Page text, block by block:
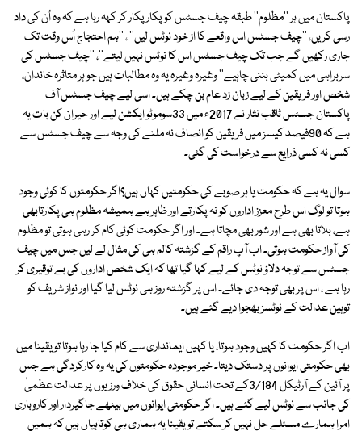
پاکستان میں ہر ''مظلوم'' طبقہ چیف جسٹس کو پکار پکار کر کہہ رہا ہے کہ وہ اُن کی داد
رسی کریں، ''چیف جسٹس اس واقعے کا از خود نوٹس لیں'' ، ''ہم احتجاج اُس وقت تک
جاری رکھیں گے جب تک چیف جسٹس اس کا نوٹس نہیں لیتے''، ''چیف جسٹس کی
سربراہی میں کمیٹی بننی چاہیے'' وغیرہ وغیرہ یہ وہ مطالبات ہیں جو ہر متاثرہ خاندان،
شخص اور فریقین کے لیے زبان زد عام بن چکے ہیں۔ اسی لیے چیف جسٹس آف
پاکستان جسٹس ثاقب نثار نے 2017ء میں 33سوموٹو ایکشن لیے اور حیران کن بات یہ
ہے کہ 90فیصد کیسز میں فریقین کو انصاف نہ ملنے کی وجہ سے چیف جسٹس سے
کسی نہ کسی ذرایع سے درخواست کی گئی۔
سوال یہ ہے کہ حکومت یا ہر صوبے کی حکومتیں کہاں ہیں؟اگر حکومتوں کا کوئی وجود
ہوتا تو لوگ اس طرح معزز اداروں کو نہ پکارتے اور ظاہر ہے ہمیشہ مظلوم ہی پکارتابھی
ہے، بلاتا بھی ہے اور شور بھی مچاتا ہے۔ اور اگر حکومت کوئی کام کر رہی ہوتی تو مظلوم
کی آواز حکومت ہوتی۔ اب آپ راقم کے گزشتہ کالم ہی کی مثال لے لیں جس میں چیف
جسٹس سے توجہ دلاؤ نوٹس کے لیے کہا گیا تھا کہ ایک شخص اداروں کی بے توقیری کر
رہا ہے ، اس پر بھی توجہ دی جائے۔ اس پر گزشتہ روز ہی نوٹس لیا گیا اور نواز شریف کو
توہین عدالت کے نوٹسز بھجوا دیے گئے ہیں۔
اب اگر حکومت کا کہیں وجود ہوتا، یا کہیں ایمانداری سے کام کیا جا رہا ہوتا تو یقینا میں
بھی حکومتی ایوانوں پر دستک دیتا۔ خیر موجودہ حکومتوں کی یہ وہ کارکردگی ہے جس
پر آئین کے آرٹیکل 3/184کے تحت انسانی حقوق کی خلاف ورزیوں پر عدالت عظمیٰ
کی جانب سے نوٹس لیے گئے ہیں۔ اگر حکومتی ایوانوں میں بیٹھے جاگیردار اور کاروباری
امرا ہمارے مسئلے حل نہیں کر سکتے تو یقینا یہ ہماری ہی کوتاہیاں ہیں کہ ہمیں